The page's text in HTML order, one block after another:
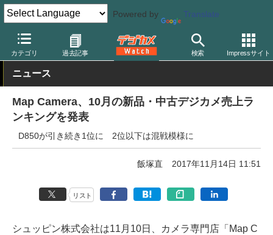
Powered by Translate
カテゴリ 過去記事 検索 Impressサイト
デジカメ Watch 業界動向 市場
ニュース
Map Camera、10月の新品・中古デジカメ売上ラ
ンキングを発表
D850が引き続き1位に 2位以下は混戦模様に
飯塚直 2017年11月14日 11:51
リスト
シュッピン株式会社は11月10日、カメラ専門店「Map C